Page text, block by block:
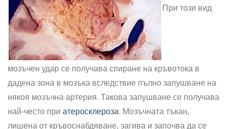
При този вид
мозъчен удар се получава спиране на кръвотока в
дадена зона в мозъка вследствие пълно запушване на
някоя мозъчна артерия. Такова запушване се получава
най-често при атеросклероза. Мозъчната тъкан,
лишена от кръвоснабдяване, загива и започва да се